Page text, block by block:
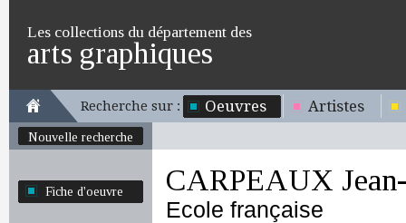
Les collections du département des
arts graphiques
Recherche sur : Oeuvres Artistes
Nouvelle recherche
Fiche d'oeuvre CARPEAUX
Ecole française